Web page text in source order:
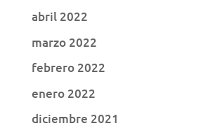
abril 2022
marzo 2022
febrero 2022
enero 2022
diciembre 2021